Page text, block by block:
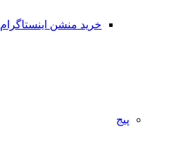
خرید منشن اینستاگرام
پیج